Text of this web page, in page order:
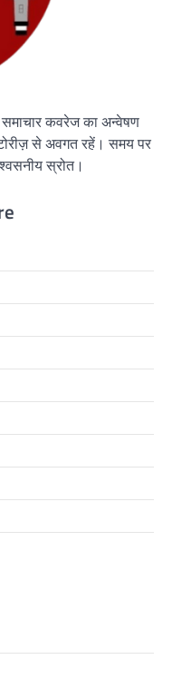
समाचार कवरेज का अन्वेषण
से अवगत रहें। समय पर
स्रोत।